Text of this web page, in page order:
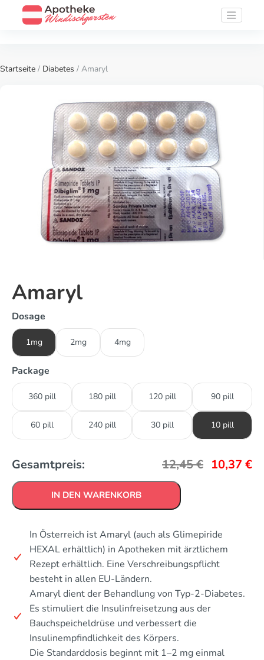
Startseite / Diabetes / Amaryl
Amaryl
Dosage
1mg 2mg 4mg
Package
360 pill 180 pill 120 pill 90 pill
60 pill 240 pill 30 pill 10 pill
Gesamtpreis: 12,45€ 10,37 €
IN DEN WARENKORB
In Österreich ist Amaryl (auch als Glimepiride
HEXAL erhältlich) in Apotheken mit ärztlichem
Rezept erhältlich. Eine Verschreibungspflicht
besteht in allen EU-Ländern.
Amaryl dient der Behandlung von Typ-2-Diabetes.
Es stimuliert die Insulinfreisetzung aus der
Bauchspeicheldrüse und verbessert die
Insulinempfindlichkeit des Körpers.
Die Standarddosis beginnt mit 1–2 mg einmal